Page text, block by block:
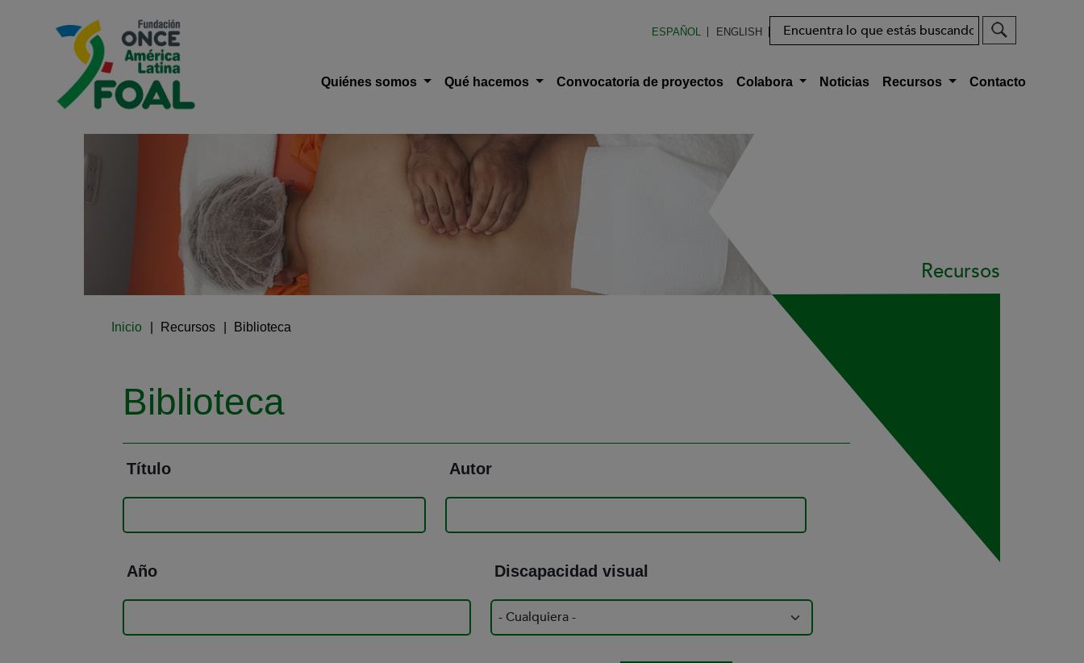
Logo de Fundación ONCE en América Latina (FOAL)ESPAÑOL ENGLISH
Buscar
Quiénes somos Qué hacemos Convocatoria de proyectos Colabora Noticias Recursos Contacto
Recursos
Ruta de navegación
Inicio Recursos Biblioteca
Biblioteca
Título Autor
Año Discapacidad visual